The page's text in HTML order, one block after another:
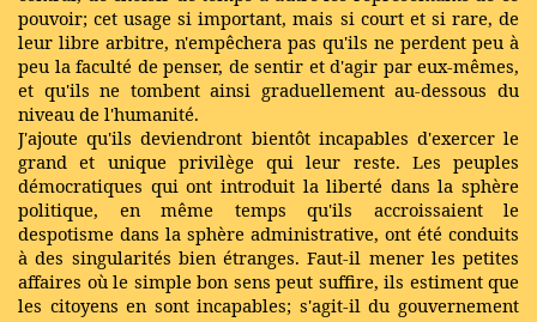
pouvoir; cet usage si important, mais si court et si rare, de
leur libre arbitre, n'empêchera pas qu'ils ne perdent peu à
peu la faculté de penser, de sentir et d'agir par eux-mêmes,
et qu'ils ne tombent ainsi graduellement au-dessous du
niveau de l'humanité.
J'ajoute qu'ils deviendront bientôt incapables d'exercer le
grand et unique privilège qui leur reste. Les peuples
démocratiques qui ont introduit la liberté dans la sphère
politique, en même temps qu'ils accroissaient le
despotisme dans la sphère administrative, ont été conduits
à des singularités bien étranges. Faut-il mener les petites
affaires où le simple bon sens peut suffire, ils estiment que
les citoyens en sont incapables; s'agit-il du gouvernement